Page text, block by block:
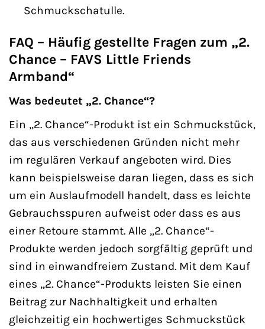
Schmuckschatulle.
FAQ – Häufig gestellte Fragen zum „2.
Chance – FAVS Little Friends
Armband“
Was bedeutet „2. Chance“?
Ein „2. Chance“-Produkt ist ein Schmuckstück,
das aus verschiedenen Gründen nicht mehr
im regulären Verkauf angeboten wird. Dies
kann beispielsweise daran liegen, dass es sich
um ein Auslaufmodell handelt, dass es leichte
Gebrauchsspuren aufweist oder dass es aus
einer Retoure stammt. Alle „2. Chance“-
Produkte werden jedoch sorgfältig geprüft und
sind in einwandfreiem Zustand. Mit dem Kauf
eines „2. Chance“-Produkts leisten Sie einen
Beitrag zur Nachhaltigkeit und erhalten
gleichzeitig ein hochwertiges Schmuckstück